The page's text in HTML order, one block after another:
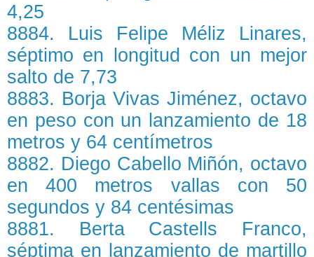
4,25
8884. Luis Felipe Méliz Linares,
séptimo en longitud con un mejor
salto de 7,73
8883. Borja Vivas Jiménez, octavo
en peso con un lanzamiento de 18
metros y 64 centímetros
8882. Diego Cabello Miñón, octavo
en 400 metros vallas con 50
segundos y 84 centésimas
8881. Berta Castells Franco,
séptima en lanzamiento de martillo